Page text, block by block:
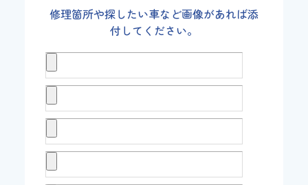
修理箇所や探したい車など画像があれば添
付してください。